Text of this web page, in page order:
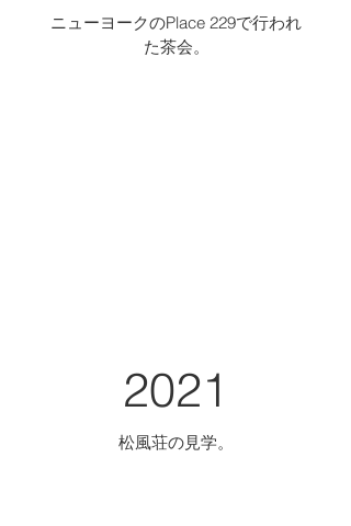
ニューヨークのPlace 229で行われ
た茶会。
2021
松風荘の見学。